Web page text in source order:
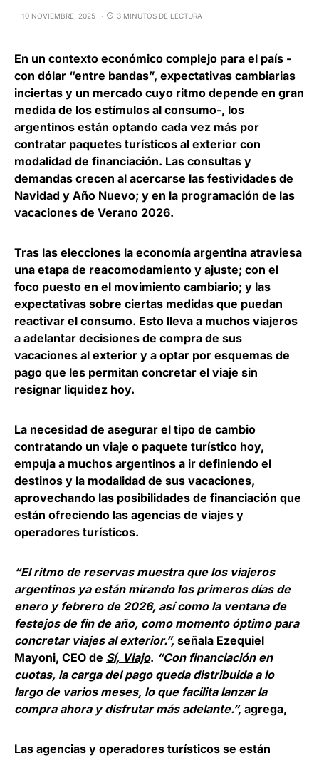
10 NOVIEMBRE, 2025 3 MINUTOS DE LECTURA
En un contexto económico complejo para el país -
con dólar “entre bandas”, expectativas cambiarias
inciertas y un mercado cuyo ritmo depende en gran
medida de los estímulos al consumo-, los
argentinos están optando cada vez más por
contratar paquetes turísticos al exterior con
modalidad de financiación. Las consultas y
demandas crecen al acercarse las festividades de
Navidad y Año Nuevo; y en la programación de las
vacaciones de Verano 2026.
Tras las elecciones la economía argentina atraviesa
una etapa de reacomodamiento y ajuste; con el
foco puesto en el movimiento cambiario; y las
expectativas sobre ciertas medidas que puedan
reactivar el consumo. Esto lleva a muchos viajeros
a adelantar decisiones de compra de sus
vacaciones al exterior y a optar por esquemas de
pago que les permitan concretar el viaje sin
resignar liquidez hoy.
La necesidad de asegurar el tipo de cambio
contratando un viaje o paquete turístico hoy,
empuja a muchos argentinos a ir definiendo el
destinos y la modalidad de sus vacaciones,
aprovechando las posibilidades de financiación que
están ofreciendo las agencias de viajes y
operadores turísticos.
“El ritmo de reservas muestra que los viajeros
argentinos ya están mirando los primeros días de
enero y febrero de 2026, así como la ventana de
festejos de fin de año, como momento óptimo para
concretar viajes al exterior.”, señala Ezequiel
Mayoni, CEO de Sí, Viajo. “Con financiación en
cuotas, la carga del pago queda distribuida a lo
largo de varios meses, lo que facilita lanzar la
compra ahora y disfrutar más adelante.”, agrega,
Las agencias y operadores turísticos se están